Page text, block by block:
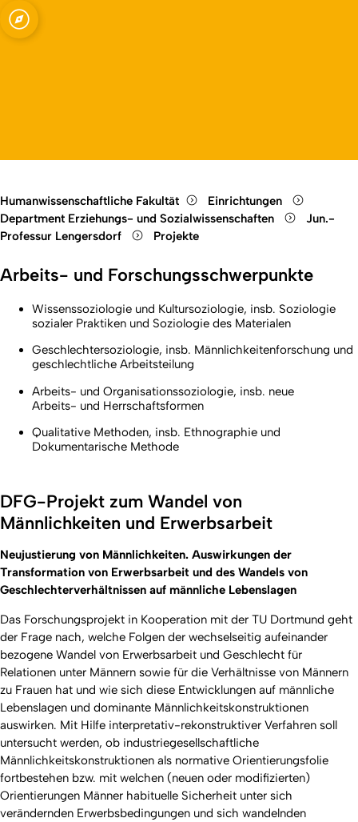
ESO -
Open quicklink menu
Humanwissenschaftliche Fakultät
Einrichtungen
Department Erziehungs- und Sozialwissenschaften
Jun.-
Professur Lengersdorf
Projekte
Arbeits- und Forschungsschwerpunkte
Wissenssoziologie und Kultursoziologie, insb. Soziologie
sozialer Praktiken und Soziologie des Materialen
Geschlechtersoziologie, insb. Männlichkeitenforschung und
geschlechtliche Arbeitsteilung
Arbeits- und Organisationssoziologie, insb. neue
Arbeits- und Herrschaftsformen
Qualitative Methoden, insb. Ethnographie und
Dokumentarische Methode
DFG-Projekt zum Wandel von
Männlichkeiten und Erwerbsarbeit
Neujustierung von Männlichkeiten. Auswirkungen der
Transformation von Erwerbsarbeit und des Wandels von
Geschlechterverhältnissen auf männliche Lebenslagen
Das Forschungsprojekt in Kooperation mit der TU Dortmund geht
der Frage nach, welche Folgen der wechselseitig aufeinander
bezogene Wandel von Erwerbsarbeit und Geschlecht für
Relationen unter Männern sowie für die Verhältnisse von Männern
zu Frauen hat und wie sich diese Entwicklungen auf männliche
Lebenslagen und dominante Männlichkeitskonstruktionen
auswirken. Mit Hilfe interpretativ-rekonstruktiver Verfahren soll
untersucht werden, ob industriegesellschaftliche
Männlichkeitskonstruktionen als normative Orientierungsfolie
fortbestehen bzw. mit welchen (neuen oder modifizierten)
Orientierungen Männer habituelle Sicherheit unter sich
verändernden Erwerbsbedingungen und sich wandelnden